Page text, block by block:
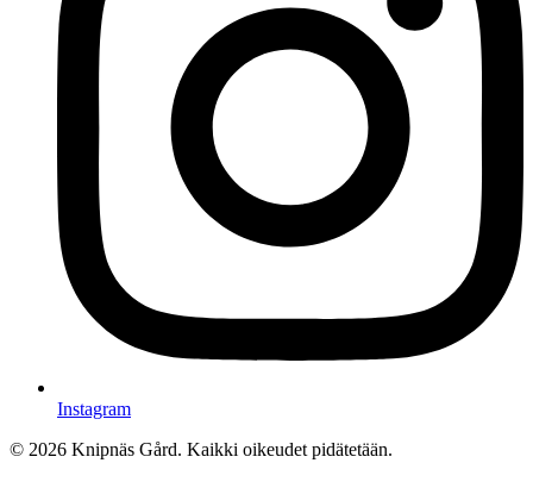
Instagram
© 2026 Knipnäs Gård. Kaikki oikeudet pidätetään.